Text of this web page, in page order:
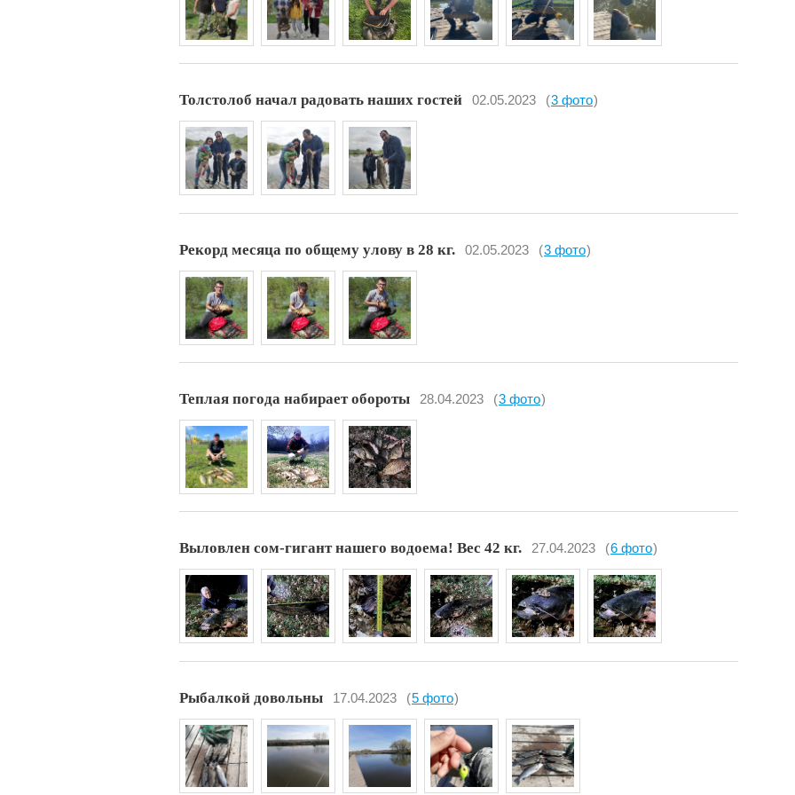
Толстолоб начал радовать наших гостей 02.05.2023 (3 фото)
Рекорд месяца по общему улову в 28 кг. 02.05.2023 (3 фото)
Теплая погода набирает обороты 28.04.2023 (3 фото)
Выловлен сом-гигант нашего водоема! Вес 42 кг. 27.04.2023 (6 фото)
Рыбалкой довольны 17.04.2023 (5 фото)